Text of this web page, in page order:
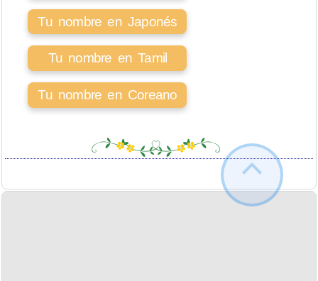
Tu nombre en Japonés
Tu nombre en Tamil
Tu nombre en Coreano